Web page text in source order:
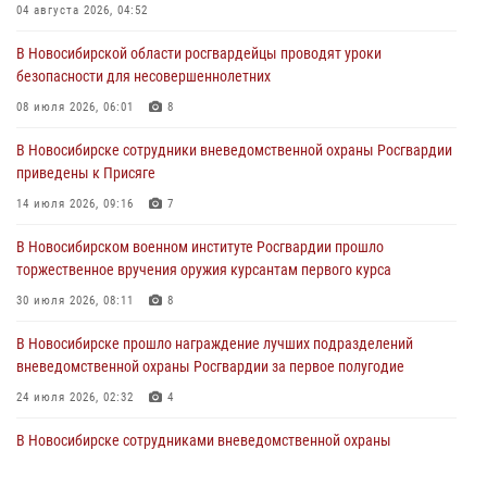
в сфере страхования
В Новосибирске сотрудниками вневедомственной охраны
Росгвардии задержан гражданин, находящийся в розыске
В Новосибирске военнослужащие отряда спецназа «Ермак»
Росгвардии провели занятия по беспарашютному десантированию
В Новосибирске военнослужащие Росгвардии почтили память детей
– жертв войны в Донбассе
04 августа 2026, 04:52
В Новосибирской области росгвардейцы проводят уроки
безопасности для несовершеннолетних
08 июля 2026, 06:01 8
В Новосибирске сотрудники вневедомственной охраны Росгвардии
приведены к Присяге
14 июля 2026, 09:16 7
В Новосибирском военном институте Росгвардии прошло
торжественное вручения оружия курсантам первого курса
30 июля 2026, 08:11 8
В Новосибирске прошло награждение лучших подразделений
вневедомственной охраны Росгвардии за первое полугодие
24 июля 2026, 02:32 4
В Новосибирске сотрудниками вневедомственной охраны